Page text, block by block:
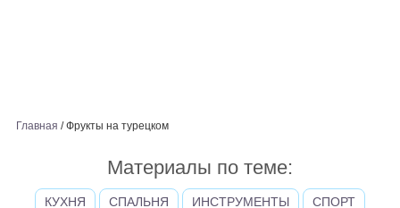
Главная / Фрукты на турецком
Материалы по теме:
КУХНЯ СПАЛЬНЯ ИНСТРУМЕНТЫ
СПОРТ